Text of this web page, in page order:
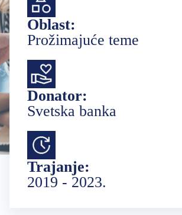
Oblast:
Prožimajuće teme
Donator:
Svetska banka
Trajanje:
2019 - 2023.